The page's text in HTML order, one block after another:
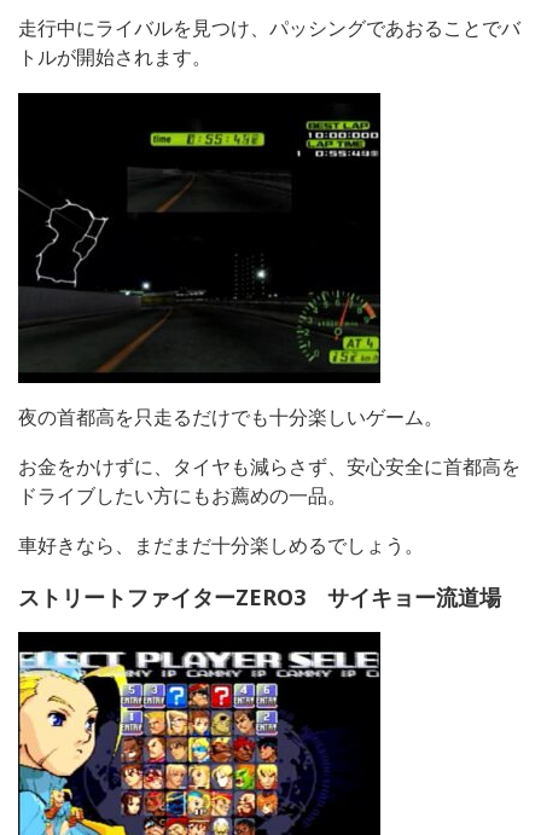
走行中にライバルを見つけ、パッシングであおることでバ
トルが開始されます。
夜の首都高を只走るだけでも十分楽しいゲーム。
お金をかけずに、タイヤも減らさず、安心安全に首都高を
ドライブしたい方にもお薦めの一品。
車好きなら、まだまだ十分楽しめるでしょう。
ストリートファイターZERO3 サイキョー流道場